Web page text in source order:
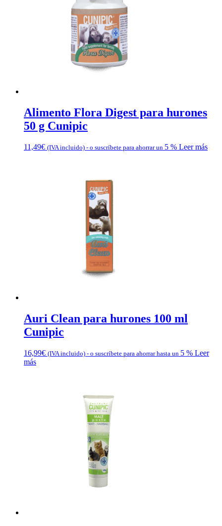
Alimento Flora Digest para hurones
50 g Cunipic
11,49€ (IVA incluido) - o suscríbete para ahorrar un 5 % Leer más
Auri Clean para hurones 100 ml
Cunipic
16,99€ (IVA incluido) - o suscríbete para ahorrar hasta un 5 % Leer
más